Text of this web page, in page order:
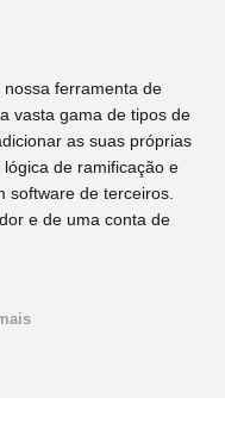
ferramenta de
vasta gama de tipos de
as suas próprias
de ramificação e
software de terceiros.
e de uma conta de